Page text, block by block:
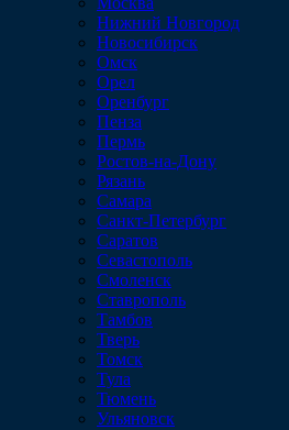
Нижний Новгород
Новосибирск
Омск
Орел
Оренбург
Пенза
Пермь
Ростов-на-Дону
Рязань
Самара
Санкт-Петербург
Саратов
Севастополь
Смоленск
Ставрополь
Тамбов
Тверь
Томск
Тула
Тюмень
Ульяновск